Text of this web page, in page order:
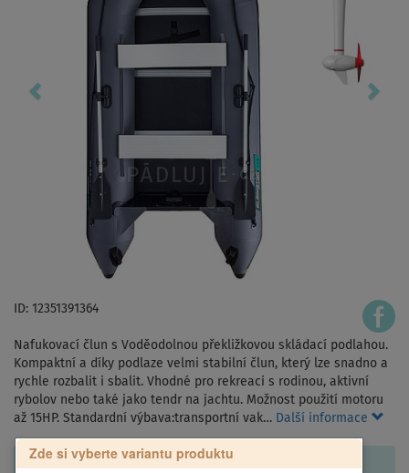
ID: 12351391364
Nafukovací člun s Voděodolnou překližkovou skládací podlahou.
Kompaktní a díky podlaze velmi stabilní člun, který lze snadno a
rychle rozbalit i sbalit. Vhodné pro rekreaci s rodinou, aktivní
rybolov nebo také jako tendr na jachtu. Možnost použití motoru
až 15HP. Standardní výbava:transportní vak… Další informace
Zde si vyberte variantu produktu